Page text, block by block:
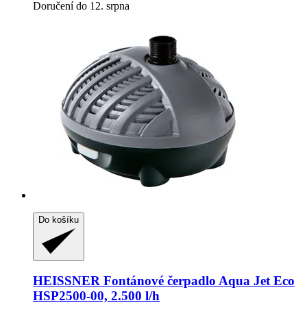
Doručení do 12. srpna
Do košíku
HEISSNER Fontánové čerpadlo Aqua Jet Eco
HSP2500-​00, 2.500 l/h